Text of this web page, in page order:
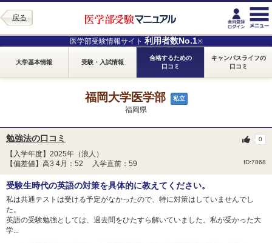
戻る
医学部受験情報サイト 利用者数No.1※
大学基本情報 受験・入試情報
合格するための
口コミ
キャンパスライフの
口コミ
福岡大学医学部 私立
福岡県
勉強法の口コミ
【入学年度】2025年（浪人）
【偏差値】高3 4月：52 入学直前：59
ID:7868
0
受験生時代の英語の対策を具体的に教えてください。
私は共通テストは受ける予定がなかったので、特に対策はしていませんでし
た。
英語の受験勉強としては、過去問をひたすら解いていました。私が受かった大
学...